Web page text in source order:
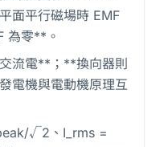
面平行磁場時 EMF
為零**。
流電**；**換向器則
機與電動機原理互
√2、I_rms =